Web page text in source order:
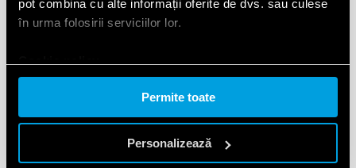
pot combina cu alte informații oferite de dvs. sau culese
în urma folosirii serviciilor lor.
Permite toate
Personalizează